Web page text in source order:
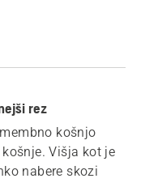
rez
košnjo
Višja kot je
nabere skozi